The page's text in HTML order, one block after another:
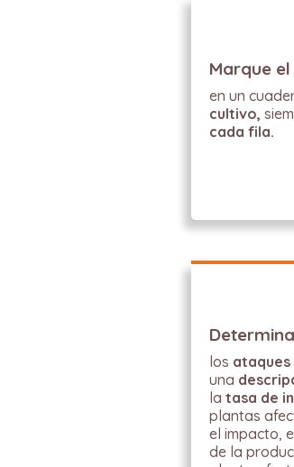
Marque
en un
cultivo,
cada fila.
los ataques
una
latasa de
plantas
el impacto,
de la